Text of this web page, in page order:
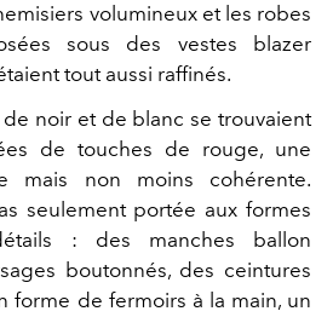
volumineux et les robes
sous des vestes blazer
tout aussi raffinés.
noir et de blanc se trouvaient
de touches de rouge, une
mais non moins cohérente.
seulement portée aux formes
: des manches ballon
boutonnés, des ceintures
forme de fermoirs à la main, un